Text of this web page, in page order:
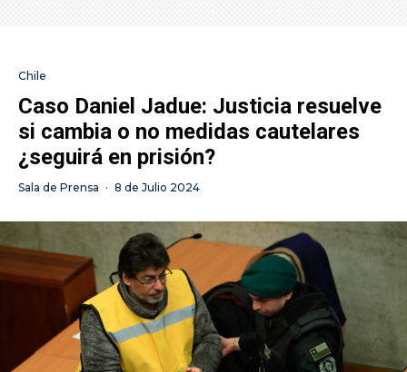
Chile
Caso Daniel Jadue: Justicia resuelve
si cambia o no medidas cautelares
¿seguirá en prisión?
Sala de Prensa · 8 de Julio 2024